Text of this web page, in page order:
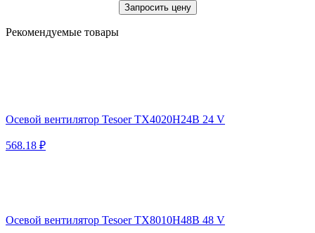
Запросить цену
Рекомендуемые товары
Осевой вентилятор Tesoer TX4020H24B 24 V
568.18 ₽
Осевой вентилятор Tesoer TX8010H48B 48 V